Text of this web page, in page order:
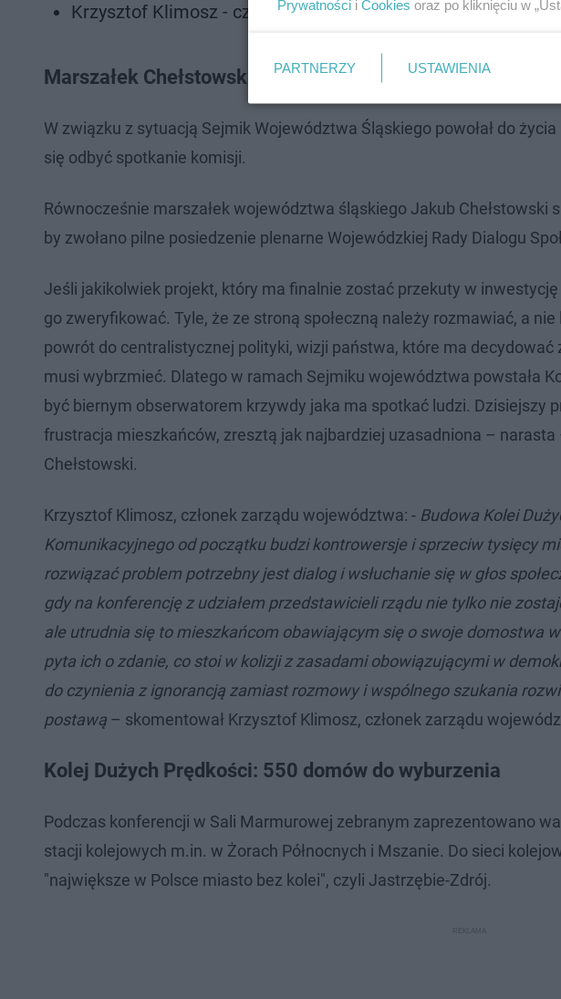
Krzysztof Klimosz - członek Zarządu Województwa
Marszałek Chełstowski wzywa do dialogu z
W związku z sytuacją Sejmik Województwa Śląskiego powołał do
się odbyć spotkanie komisji.
Równocześnie marszałek województwa śląskiego Jakub Chełstowski
by zwołano pilne posiedzenie plenarne Wojewódzkiej Rady Dialogu
Jeśli jakikolwiek projekt, który ma finalnie zostać przekuty w
go zweryfikować. Tyle, że ze stroną społeczną należy rozmawiać, a
powrót do centralistycznej polityki, wizji państwa, które ma decydować
musi wybrzmieć. Dlatego w ramach Sejmiku województwa powstała
być biernym obserwatorem krzywdy jaka ma spotkać ludzi. Dzisiejszy
frustracja mieszkańców, zresztą jak najbardziej uzasadniona –
Chełstowski.
Krzysztof Klimosz, członek zarządu województwa: - Budowa Kolei
Komunikacyjnego od początku budzi kontrowersje i sprzeciw tysięcy
rozwiązać problem potrzebny jest dialog i wsłuchanie się w głos
gdy na konferencję z udziałem przedstawicieli rządu nie tylko nie
ale utrudnia się to mieszkańcom obawiającym się o swoje domostwa
pyta ich o zdanie, co stoi w kolizji z zasadami obowiązującymi w
do czynienia z ignorancją zamiast rozmowy i wspólnego szukania
postawą – skomentował Krzysztof Klimosz, członek zarządu
Kolej Dużych Prędkości: 550 domów do wyburzenia
Podczas konferencji w Sali Marmurowej zebranym zaprezentowano
stacji kolejowych m.in. w Żorach Północnych i Mszanie. Do sieci
"największe w Polsce miasto bez kolei", czyli Jastrzębie-Zdrój.
Prywatności i Cookies oraz po kliknięciu w
PARTNERZY USTAWIENIA